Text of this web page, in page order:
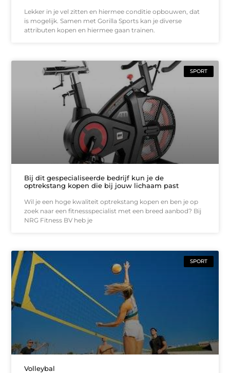
Lekker in je vel zitten en hiermee conditie opbouwen, dat
is mogelijk. Samen met Gorilla Sports kan je diverse
attributen kopen en hiermee gaan trainen.
SPORT
Bij dit gespecialiseerde bedrijf kun je de
optrekstang kopen die bij jouw lichaam past
Wil je een hoge kwaliteit optrekstang kopen en ben je op
zoek naar een fitnessspecialist met een breed aanbod? Bij
NRG Fitness BV heb je
SPORT
Volleybal